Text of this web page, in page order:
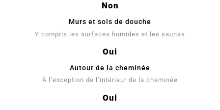
Non
Murs et sols de douche
Y compris les surfaces humides et les saunas
Oui
Autour de la cheminée
À l’exception de l’intérieur de la cheminée
Oui